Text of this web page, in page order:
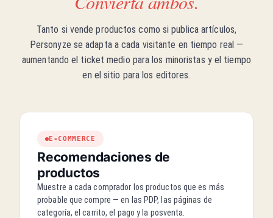
Science Daily
Lógica colectiva
Tendencia ahora
Tarjeta SD de nivel profesional
Ahorre un 20% hoy
Comprar ahora
Tanto si vende productos como si publica artículos,
Personyze se adapta a cada visitante en tiempo real —
aumentando el ticket medio para los minoristas y el tiempo
en el sitio para los editores.
E-COMMERCE
Recomendaciones de
productos
Muestre a cada comprador los productos que es más
probable que compre — en las PDP, las páginas de
categoría, el carrito, el pago y la posventa.